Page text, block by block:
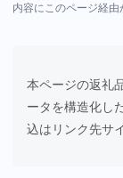
内容にこのページ経由
本ページの返礼
ータを構造化し
込はリンク先サ